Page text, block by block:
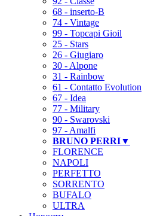
68 - inserto-B
74 - Vintage
99 - Topcapi Gioil
25 - Stars
26 - Giugiaro
30 - Alpone
31 - Rainbow
61 - Contatto Evolution
67 - Idea
77 - Military
90 - Swarovski
97 - Amalfi
BRUNO PERRI▼
FLORENCE
NAPOLI
PERFETTO
SORRENTO
BUFALO
ULTRA